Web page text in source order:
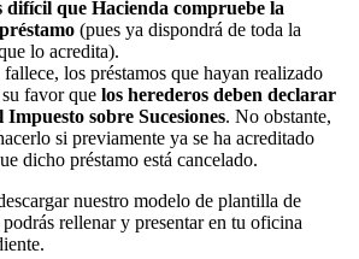
difícil que Hacienda compruebe la
(pues ya dispondrá de toda la
lo acredita).
fallece, los préstamos que hayan realizado
favor que los herederos deben declarar
sobre Sucesiones. No obstante,
si previamente ya se ha acreditado
dicho préstamo está cancelado.
nuestro modelo de plantilla de
rellenar y presentar en tu oficina